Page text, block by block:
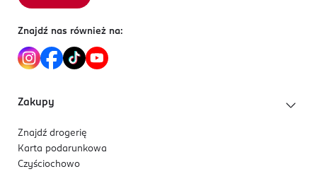
Znajdź nas również na:
Zakupy
Znajdź drogerię
Karta podarunkowa
Czyściochowo